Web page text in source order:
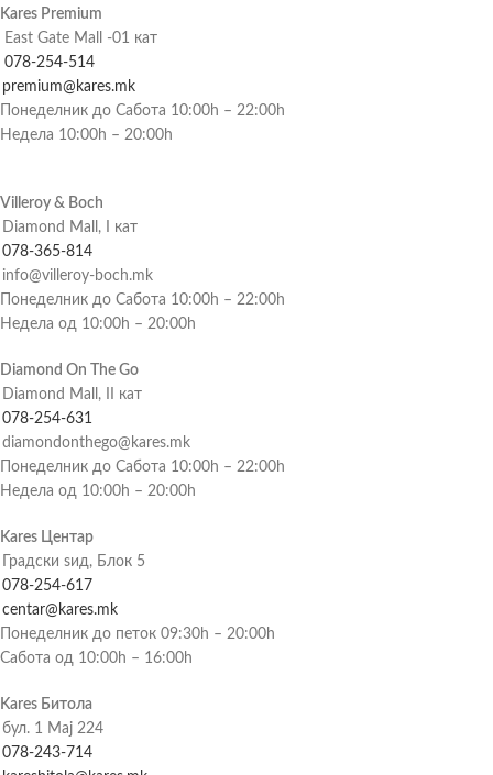
Kares Premium
East Gate Mall -01 кат
078-254-514
premium@kares.mk
Понеделник до Сабота 10:00h – 22:00h
Недела 10:00h – 20:00h
Villeroy & Boch
Diamond Mall, I кат
078-365-814
info@villeroy-boch.mk
Понеделник до Сабота 10:00h – 22:00h
Недела од 10:00h – 20:00h
Diamond On The Go
Diamond Mall, II кат
078-254-631
diamondonthego@kares.mk
Понеделник до Сабота 10:00h – 22:00h
Недела од 10:00h – 20:00h
Kares Центар
Градски ѕид, Блок 5
078-254-617
centar@kares.mk
Понеделник до петок 09:30h – 20:00h
Сабота од 10:00h – 16:00h
Kares Битола
бул. 1 Мај 224
078-243-714